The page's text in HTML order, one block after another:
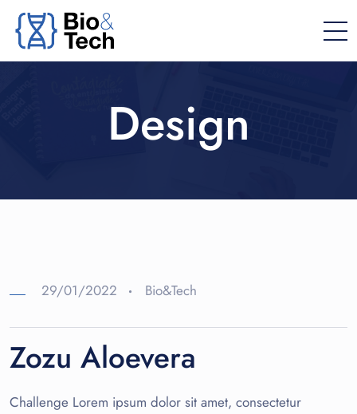
Design
29/01/2022 Bio&Tech
Zozu Aloevera
Challenge Lorem ipsum dolor sit amet, consectetur